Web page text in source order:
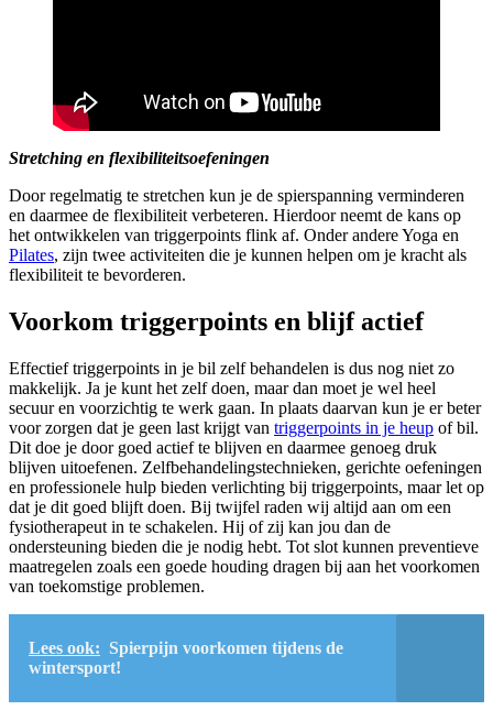
Stretching en flexibiliteitsoefeningen
Door regelmatig te stretchen kun je de spierspanning verminderen
en daarmee de flexibiliteit verbeteren. Hierdoor neemt de kans op
het ontwikkelen van triggerpoints flink af. Onder andere Yoga en
Pilates, zijn twee activiteiten die je kunnen helpen om je kracht als
flexibiliteit te bevorderen.
Voorkom triggerpoints en blijf actief
Effectief triggerpoints in je bil zelf behandelen is dus nog niet zo
makkelijk. Ja je kunt het zelf doen, maar dan moet je wel heel
secuur en voorzichtig te werk gaan. In plaats daarvan kun je er beter
voor zorgen dat je geen last krijgt van triggerpoints in je heup of bil.
Dit doe je door goed actief te blijven en daarmee genoeg druk
blijven uitoefenen. Zelfbehandelingstechnieken, gerichte oefeningen
en professionele hulp bieden verlichting bij triggerpoints, maar let op
dat je dit goed blijft doen. Bij twijfel raden wij altijd aan om een
fysiotherapeut in te schakelen. Hij of zij kan jou dan de
ondersteuning bieden die je nodig hebt. Tot slot kunnen preventieve
maatregelen zoals een goede houding dragen bij aan het voorkomen
van toekomstige problemen.
Lees ook: Spierpijn voorkomen tijdens de
wintersport!